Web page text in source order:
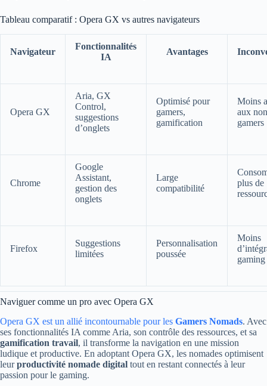
Tableau comparatif : Opera GX vs autres navigateurs
Navigateur
Fonctionnalités
IA
Avantages
Opera GX
Aria, GX
Control,
suggestions
d’onglets
Optimisé pour
gamers,
gamification
Moins
aux
gamers
Chrome
Google
Assistant,
gestion des
onglets
Large
compatibilité
plus de
Firefox
Suggestions
limitées
Personnalisation
poussée
Moins
gaming
Naviguer comme un pro avec Opera GX
Opera GX est un allié incontournable pour les Gamers Nomads. Avec
ses fonctionnalités IA comme Aria, son contrôle des ressources, et sa
gamification travail, il transforme la navigation en une mission
ludique et productive. En adoptant Opera GX, les nomades optimisent
leurproductivité nomade digital tout en restant connectés à leur
passion pour le gaming.